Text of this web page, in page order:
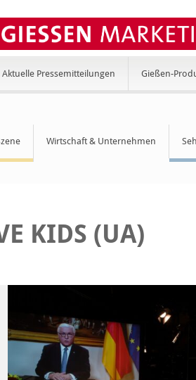
Aktuelle Pressemitteilungen Gießen-
Wirtschaft & Unternehmen
KIDS (UA)